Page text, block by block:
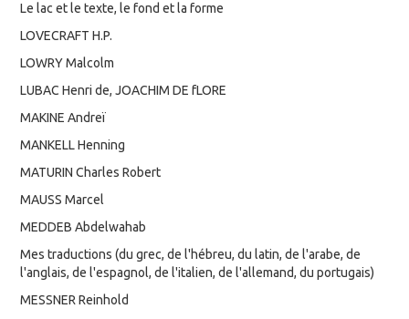
Le lac et le texte, le fond et la forme
LOVECRAFT H.P.
LOWRY Malcolm
LUBAC Henri de, JOACHIM DE fLORE
MAKINE Andreï
MANKELL Henning
MATURIN Charles Robert
MAUSS Marcel
MEDDEB Abdelwahab
Mes traductions (du grec, de l'hébreu, du latin, de l'arabe, de
l'anglais, de l'espagnol, de l'italien, de l'allemand, du portugais)
MESSNER Reinhold